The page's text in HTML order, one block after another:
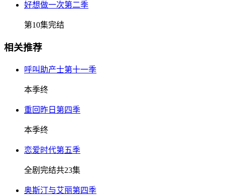
好想做一次第二季
第10集完结
相关推荐
呼叫助产士第十一季
本季终
重回昨日第四季
本季终
恋爱时代第五季
全剧完结共23集
奥斯汀与艾丽第四季